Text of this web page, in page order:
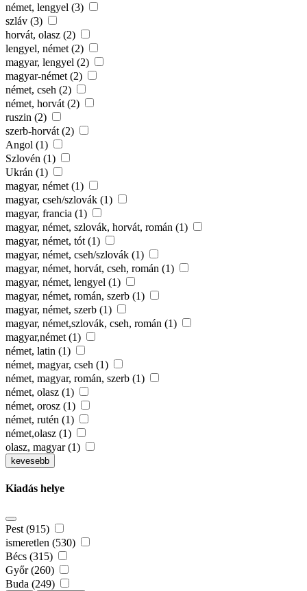
német, lengyel (3)
szláv (3)
horvát, olasz (2)
lengyel, német (2)
magyar, lengyel (2)
magyar-német (2)
német, cseh (2)
német, horvát (2)
ruszin (2)
szerb-horvát (2)
Angol (1)
Szlovén (1)
Ukrán (1)
magyar, német (1)
magyar, cseh/szlovák (1)
magyar, francia (1)
magyar, német, szlovák, horvát, román (1)
magyar, német, tót (1)
magyar, német, cseh/szlovák (1)
magyar, német, horvát, cseh, román (1)
magyar, német, lengyel (1)
magyar, német, román, szerb (1)
magyar, német, szerb (1)
magyar, német,szlovák, cseh, román (1)
magyar,német (1)
német, latin (1)
német, magyar, cseh (1)
német, magyar, román, szerb (1)
német, olasz (1)
német, orosz (1)
német, rutén (1)
német,olasz (1)
olasz, magyar (1)
kevesebb
Kiadás helye
Pest (915)
ismeretlen (530)
Bécs (315)
Győr (260)
Buda (249)